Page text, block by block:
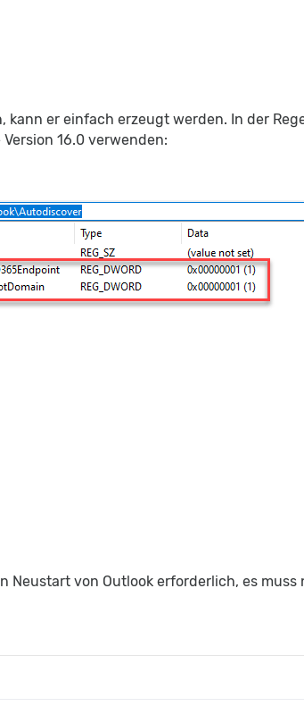
er einfach erzeugt werden. In der
16.0 verwenden:
Neustart von Outlook erforderlich, es